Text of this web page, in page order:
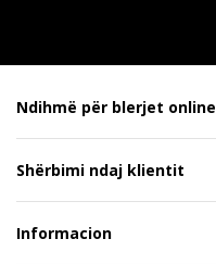
Ndihmë për blerjet online
Shërbimi ndaj klientit
Informacion